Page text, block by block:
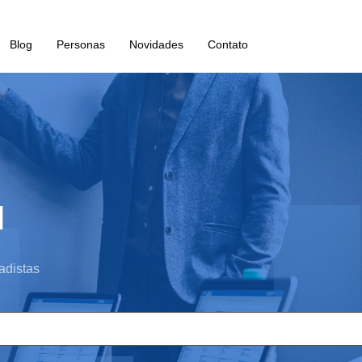
Blog Personas Novidades Contato